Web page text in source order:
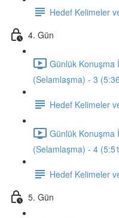
Hedef Kelimeler
4. Gün
Günlük Konuşma
(Selamlaşma) - 3
Hedef Kelimeler
Günlük Konuşma
(Selamlaşma) - 4
Hedef Kelimeler
5. Gün